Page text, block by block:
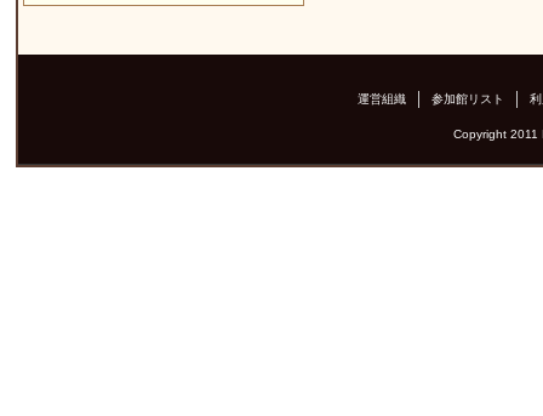
運営組織 参加館リスト
Copyright 2011